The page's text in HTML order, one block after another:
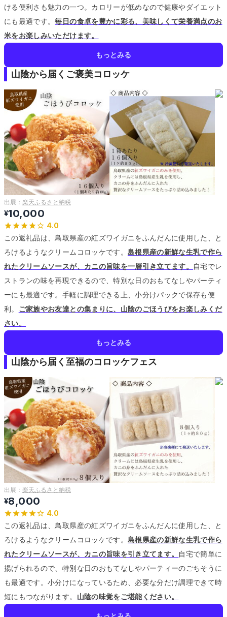
ける便利さも魅力の一つ。 カロリーが低めなので健康やダイエット
にも最適です。毎日の食卓を豊かに彩る、美味しくて栄養満点のお
米をお楽しみいただけます。
もっとみる
山陰から届くご褒美コロッケ
出展： 楽天ふるさと納税
¥10,000
4.0
この返礼品は、鳥取県産の紅ズワイガニをふんだんに使用した、と
ろけるようなクリームコロッケです。 島根県産の新鮮な生乳で作ら
れたクリームソースが、カニの旨味を一層引き立てます。
自宅でレ
ストランの味を再現できるので、特別な日のおもてなしやパーティ
ーにも最適です。 手軽に調理できる上、小分けパックで保存も便
利。 ご家族やお友達との集まりに、山陰のごほうびをお楽しみくだ
さい。
もっとみる
山陰から届く至福のコロッケフェス
出展： 楽天ふるさと納税
¥8,000
4.0
この返礼品は、鳥取県産の紅ズワイガニをふんだんに使用した、と
ろけるようなクリームコロッケです。 島根県産の新鮮な生乳で作ら
れたクリームソースが、カニの旨味を引き立てます。 自宅で簡単に
揚げられるので、特別な日のおもてなしやパーティーのごちそうに
も最適です。小分けになっているため、必要な分だけ調理できて時
短にもつながります。 山陰の味覚をご堪能ください。